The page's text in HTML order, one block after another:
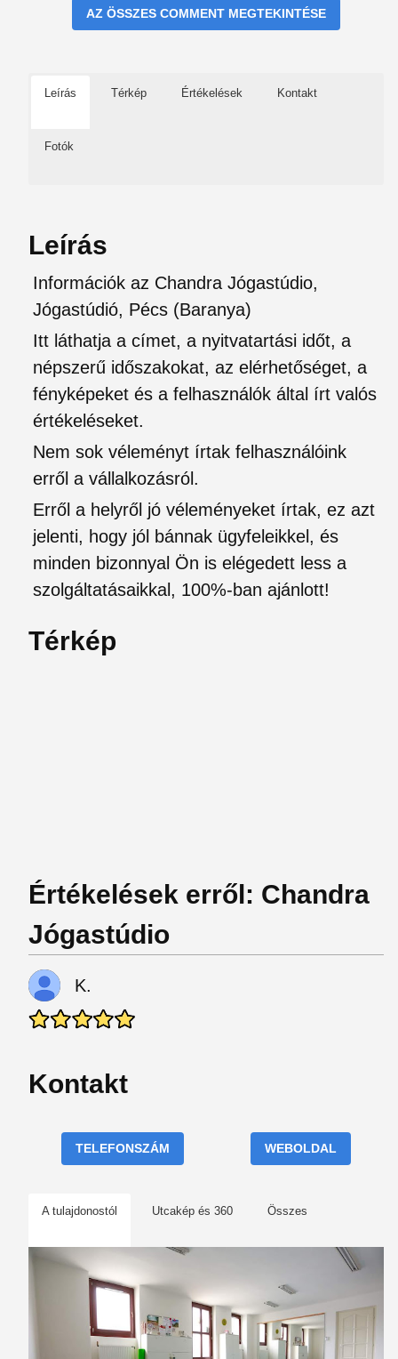
AZ ÖSSZES COMMENT MEGTEKINTÉSE
Leírás Térkép Értékelések Kontakt
Fotók
Leírás
Információk az Chandra Jógastúdio,
Jógastúdió, Pécs (Baranya)
Itt láthatja a címet, a nyitvatartási időt, a
népszerű időszakokat, az elérhetőséget, a
fényképeket és a felhasználók által írt valós
értékeléseket.
Nem sok véleményt írtak felhasználóink
erről a vállalkozásról.
Erről a helyről jó véleményeket írtak, ez azt
jelenti, hogy jól bánnak ügyfeleikkel, és
minden bizonnyal Ön is elégedett less a
szolgáltatásaikkal, 100%-ban ajánlott!
Térkép
Értékelések erről: Chandra
Jógastúdio
K.
Kontakt
TELEFONSZÁM WEBOLDAL
A tulajdonostól Utcakép és 360 Összes